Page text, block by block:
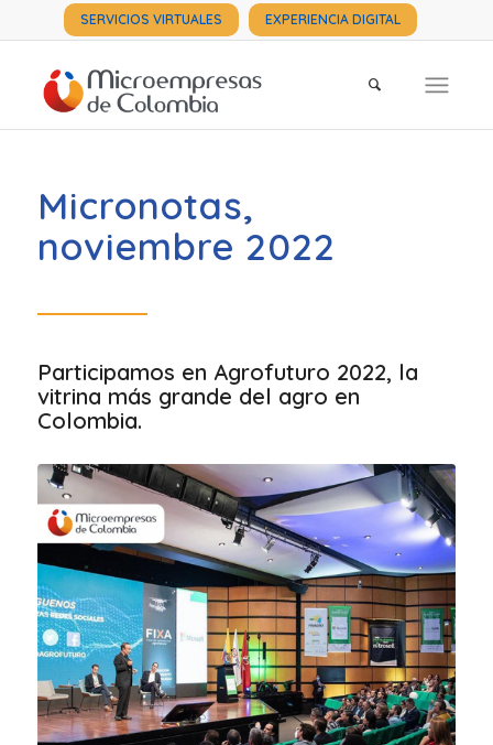
SERVICIOS VIRTUALES EXPERIENCIA DIGITAL
Micronotas,
noviembre 2022
Participamos en Agrofuturo 2022, la
vitrina más grande del agro en
Colombia.